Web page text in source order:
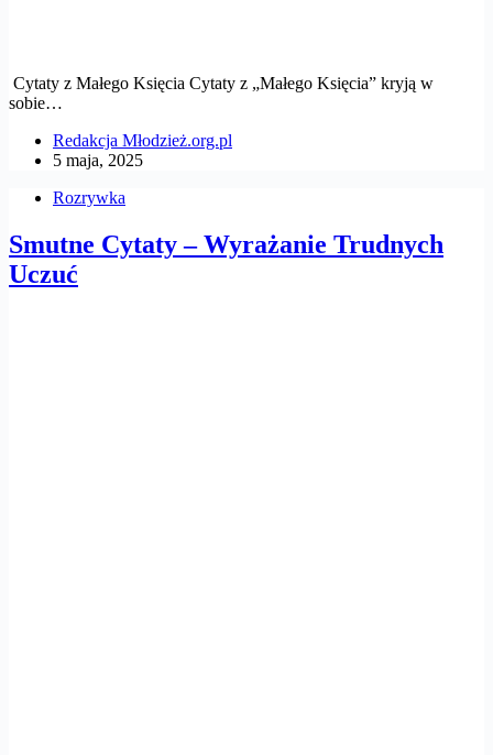
Cytaty z Małego Księcia Cytaty z „Małego Księcia” kryją w
sobie…
Redakcja Młodzież.org.pl
5 maja, 2025
Rozrywka
Smutne Cytaty – Wyrażanie Trudnych
Uczuć